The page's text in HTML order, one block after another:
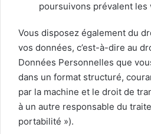
poursuivons prévalent les
Vous disposez également du
vos données, c’est-à-dire au
Données Personnelles que
dans un format structuré,
par la machine et le droit de
à un autre responsable du
portabilité »).